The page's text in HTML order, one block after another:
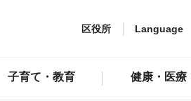
区役所 Language
子育て・教育 健康・医療